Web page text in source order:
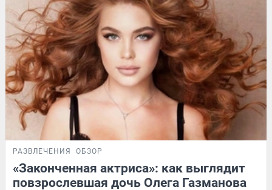
РАЗВЛЕЧЕНИЯ ОБЗОР
«Законченная актриса»: как выглядит
повзрослевшая дочь Олега Газманова